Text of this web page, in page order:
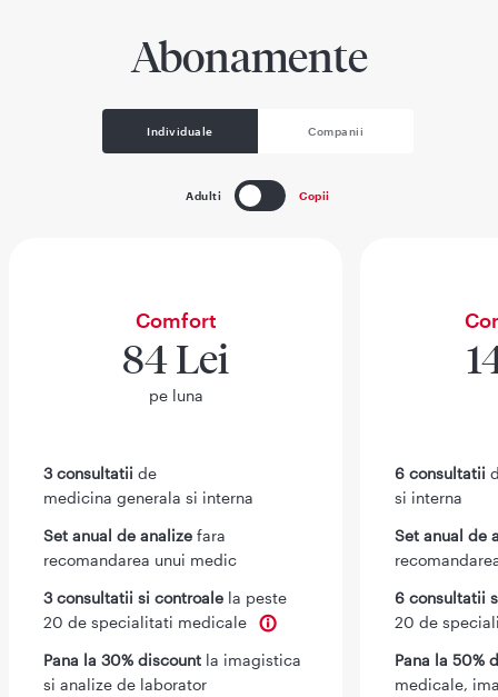
Abonamente
Individuale Companii
Adulti Copii
Comfort
84 Lei
pe luna
3 consultatii de
medicina generala si interna
Set anual de analize fara
recomandarea unui medic
3 consultatii si controale la peste
20 de specialitati medicale
Pana la 30% discount la imagistica
si analize de laborator
6 consultatii
si interna
Set anual de
6 consultatii
20 de
Pana la 50%
medicale,